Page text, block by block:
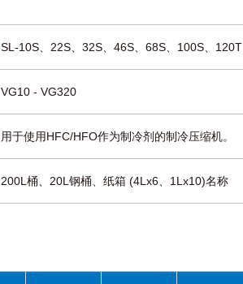
SL-10S、22S、32S、46S、68S、100S、
VG10 - VG320
用于使用HFC/HFO作为制冷剂的制冷压缩机。
200L桶、20L钢桶、纸箱 (4Lx6、1Lx10)名称